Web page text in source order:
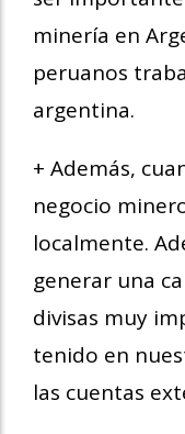
minería en
peruanos
argentina.
+ Además,
negocio
localmente.
generar una
divisas muy
tenido en
las cuentas